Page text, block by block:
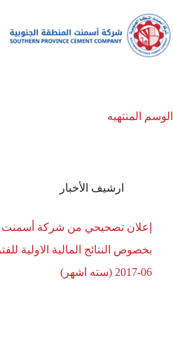
الوسم المنتهيه
ارشيف الأخبار
إعلان تصحيحي من شركة أسمنت
06-2017 (سته اشهر)